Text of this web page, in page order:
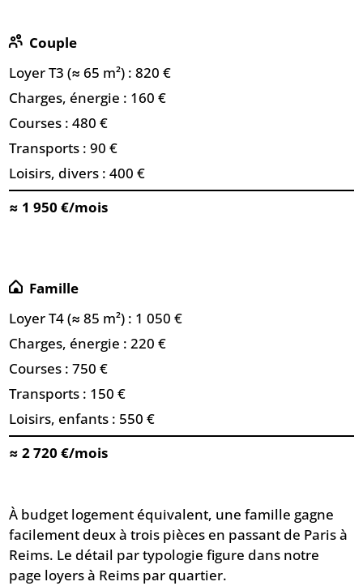
Couple
Loyer T3 (≈ 65 m²) : 820 €
Charges, énergie : 160 €
Courses : 480 €
Transports : 90 €
Loisirs, divers : 400 €
≈ 1 950 €/mois
Famille
Loyer T4 (≈ 85 m²) : 1 050 €
Charges, énergie : 220 €
Courses : 750 €
Transports : 150 €
Loisirs, enfants : 550 €
≈ 2 720 €/mois
À budget logement équivalent, une famille gagne
facilement deux à trois pièces en passant de Paris à
Reims. Le détail par typologie figure dans notre
page loyers à Reims par quartier.